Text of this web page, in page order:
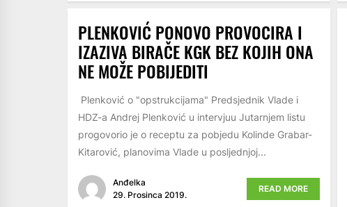
PLENKOVIĆ PONOVO PROVOCIRA I
IZAZIVA BIRAČE KGK BEZ KOJIH ONA
NE MOŽE POBIJEDITI
Plenković o "opstrukcijama" Predsjednik Vlade i
HDZ-a Andrej Plenković u intervjuu Jutarnjem listu
progovorio je o receptu za pobjedu Kolinde Grabar-
Kitarović, planovima Vlade u posljednjoj...
Anđelka
29. Prosinca 2019.
READ MORE